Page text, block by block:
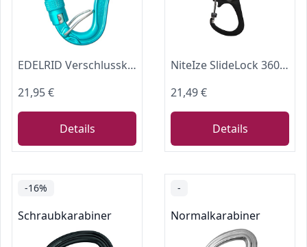
EDELRID Verschlusskarabiner HMS Bulletproof Triple FG, icemint (329)
21,95 €
Details
NiteIze SlideLock 360° Doppelkarabiner mit Magnetverschluss, Schließring zum Trennen von Schlüsseln, Olivgrün, Oliv
21,49 €
Details
-16%
Schraubkarabiner
-
Normalkarabiner